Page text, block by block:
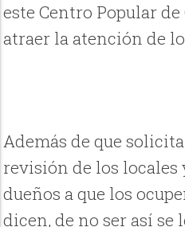
este Centro Popular
atraer la atención de
Además de que
revisión de los locales
dueños a que los
dicen, de no ser así se